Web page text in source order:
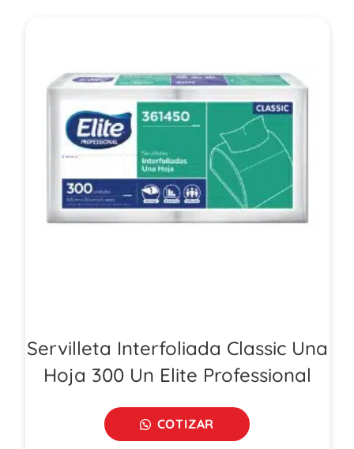
Servilleta Interfoliada Classic Una
Hoja 300 Un Elite Professional
COTIZAR